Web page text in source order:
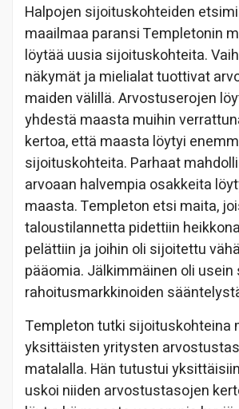
Halpojen sijoituskohteiden
maailmaa paransi Templetonin
löytää uusia sijoituskohteita.
näkymät ja mielialat tuottivat
maiden välillä. Arvostuserojen
yhdestä maasta muihin
kertoa, että maasta löytyi
sijoituskohteita. Parhaat
arvoaan halvempia osakkeita
maasta. Templeton etsi maita,
taloustilannetta pidettiin
pelättiin ja joihin oli sijoitettu
pääomia. Jälkimmäinen oli
rahoitusmarkkinoiden
Templeton tutki sijoituskohteina
yksittäisten yritysten
matalalla. Hän tutustui
uskoi niiden arvostustasojen